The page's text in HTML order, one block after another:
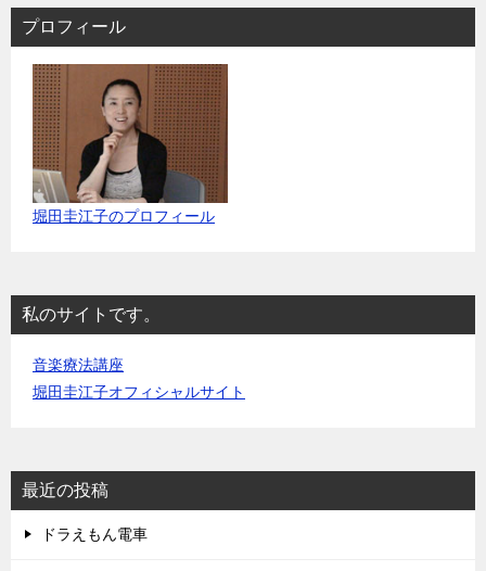
ョ
ン
プロフィール
堀田圭江子のプロフィール
私のサイトです。
音楽療法講座
堀田圭江子オフィシャルサイト
最近の投稿
ドラえもん電車